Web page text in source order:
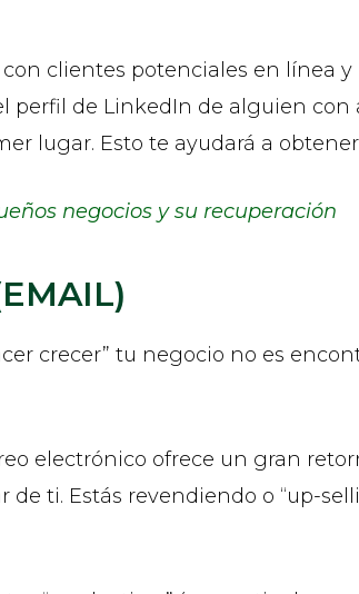
clientes potenciales en línea
perfil de LinkedIn de alguien
lugar. Esto te ayudará a
negocios y su recuperación
crecer” tu negocio no es
electrónico ofrece un gran
ti. Estás revendiendo o “up-